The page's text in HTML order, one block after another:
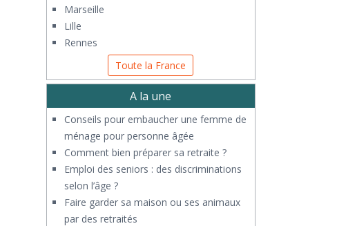
Marseille
Lille
Rennes
Toute la France
A la une
Conseils pour embaucher une femme de
ménage pour personne âgée
Comment bien préparer sa retraite ?
Emploi des seniors : des discriminations
selon l’âge ?
Faire garder sa maison ou ses animaux
par des retraités